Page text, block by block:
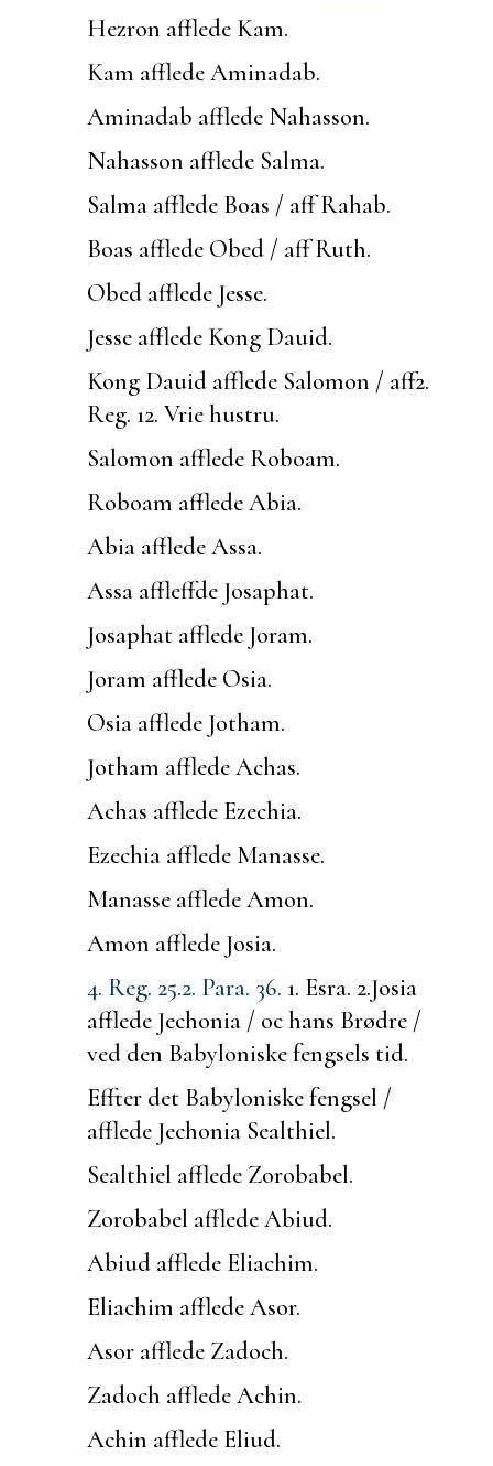
Hezron afflede Kam.
Kam afflede Aminadab.
Aminadab afflede Nahasson.
Nahasson afflede Salma.
Salma afflede Boas / aff Rahab.
Boas afflede Obed / aff Ruth.
Obed afflede Jesse.
Jesse afflede Kong Dauid.
Kong Dauid afflede Salomon / aff2.
Reg. 12. Vrie hustru.
Salomon afflede Roboam.
Roboam afflede Abia.
Abia afflede Assa.
Assa affleffde Josaphat.
Josaphat afflede Joram.
Joram afflede Osia.
Osia afflede Jotham.
Jotham afflede Achas.
Achas afflede Ezechia.
Ezechia afflede Manasse.
Manasse afflede Amon.
Amon afflede Josia.
4. Reg. 25.2. Para. 36. 1. Esra. 2.Josia
afflede Jechonia / oc hans Brødre /
ved den Babyloniske fengsels tid.
Effter det Babyloniske fengsel /
afflede Jechonia Sealthiel.
Sealthiel afflede Zorobabel.
Zorobabel afflede Abiud.
Abiud afflede Eliachim.
Eliachim afflede Asor.
Asor afflede Zadoch.
Zadoch afflede Achin.
Achin afflede Eliud.